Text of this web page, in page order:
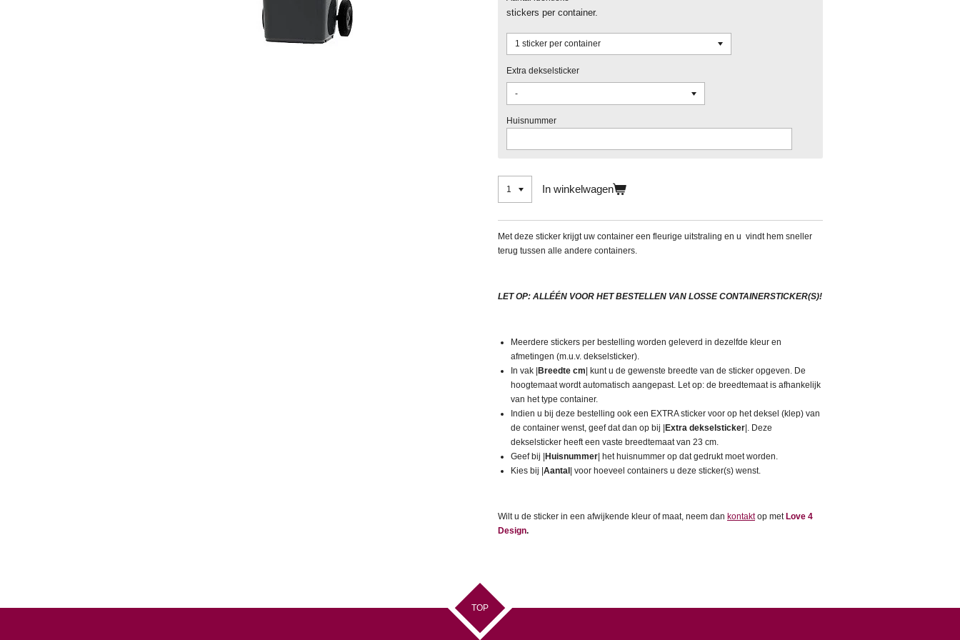
stickers per container.
Extra dekselsticker
Huisnummer
In winkelwagen
Met deze sticker krijgt uw container een fleurige uitstraling en u vindt hem sneller
terug tussen alle andere containers.
LET OP: ALLÉÉN VOOR HET BESTELLEN VAN LOSSE CONTAINERSTICKER(S)!
Meerdere stickers per bestelling worden geleverd in dezelfde kleur en
afmetingen (m.u.v. dekselsticker).
In vak |Breedte cm| kunt u de gewenste breedte van de sticker opgeven. De
hoogtemaat wordt automatisch aangepast. Let op: de breedtemaat is afhankelijk
van het type container.
Indien u bij deze bestelling ook een EXTRA sticker voor op het deksel (klep) van
de container wenst, geef dat dan op bij |Extra dekselsticker|. Deze
dekselsticker heeft een vaste breedtemaat van 23 cm.
Geef bij |Huisnummer| het huisnummer op dat gedrukt moet worden.
Kies bij |Aantal| voor hoeveel containers u deze sticker(s) wenst.
Wilt u de sticker in een afwijkende kleur of maat, neem dan kontaktop metLove 4
Design.
TOP